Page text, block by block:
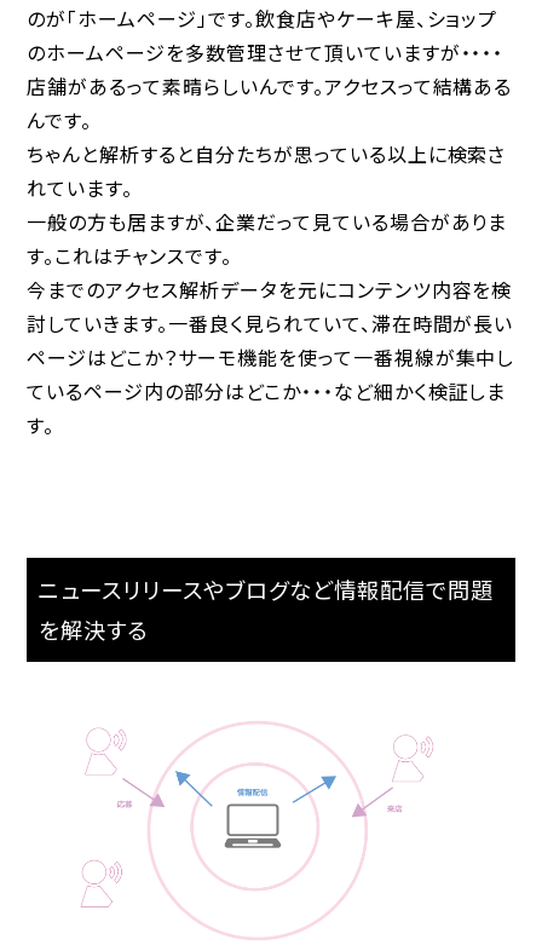
のが「ホームページ」です。飲食店やケーキ屋、ショップ
のホームページを多数管理させて頂いていますが・・・・
店舗があるって素晴らしいんです。アクセスって結構ある
んです。
ちゃんと解析すると自分たちが思っている以上に検索さ
れています。
一般の方も居ますが、企業だって見ている場合がありま
す。これはチャンスです。
今までのアクセス解析データを元にコンテンツ内容を検
討していきます。一番良く見られていて、滞在時間が長い
ページはどこか？サーモ機能を使って一番視線が集中し
ているページ内の部分はどこか・・・など細かく検証しま
す。
ニュースリリースやブログなど情報配信で問題
を解決する